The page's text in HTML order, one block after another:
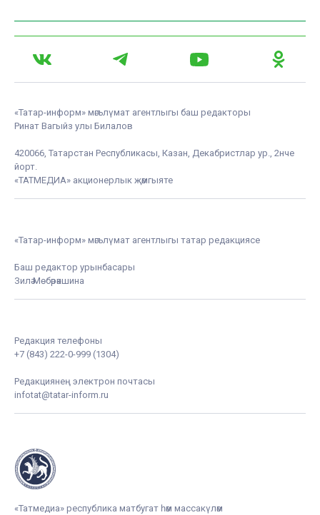
«Татар-информ» мәгълүмат агентлыгы баш редакторы
Ринат Вагыйз улы Билалов
420066, Татарстан Республикасы, Казан, Декабристлар ур., 2нче
йорт.
«ТАТМЕДИА» акционерлык җәмгыяте
«Татар-информ» мәгълүмат агентлыгы татар редакциясе
Баш редактор урынбасары
Зилә Мөбәрәкшина
Редакция телефоны
+7 (843) 222-0-999 (1304)
Редакциянең электрон почтасы
infotat@tatar-inform.ru
«Татмедиа» республика матбугат һәм массакүләм